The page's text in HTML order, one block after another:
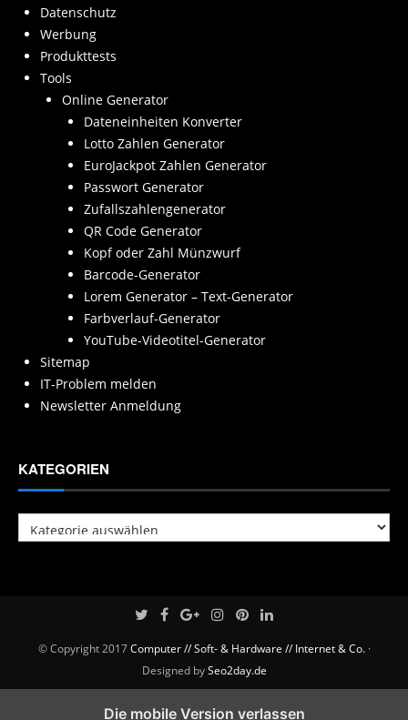
Datenschutz
Werbung
Produkttests
Tools
Online Generator
Dateneinheiten Konverter
Lotto Zahlen Generator
EuroJackpot Zahlen Generator
Passwort Generator
Zufallszahlengenerator
QR Code Generator
Kopf oder Zahl Münzwurf
Barcode-Generator
Lorem Generator – Text-Generator
Farbverlauf-Generator
YouTube-Videotitel-Generator
Sitemap
IT-Problem melden
Newsletter Anmeldung
KATEGORIEN
Kategorien
© Copyright 2017Computer // Soft- & Hardware // Internet & Co.·
Designed bySeo2day.de
Die mobile Version verlassen